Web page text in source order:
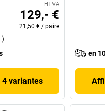
HTVA
129,- €
21,50 € / paire
variantes
en